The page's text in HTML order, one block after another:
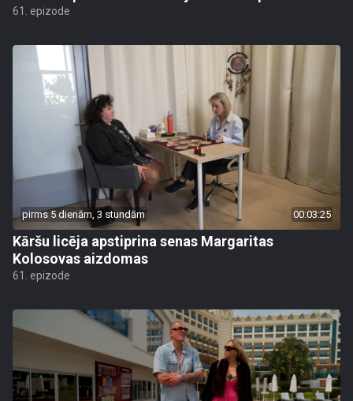
61. epizode
pirms 5 dienām, 3 stundām 00:03:25
Kāršu licēja apstiprina senas Margaritas
Kolosovas aizdomas
61. epizode